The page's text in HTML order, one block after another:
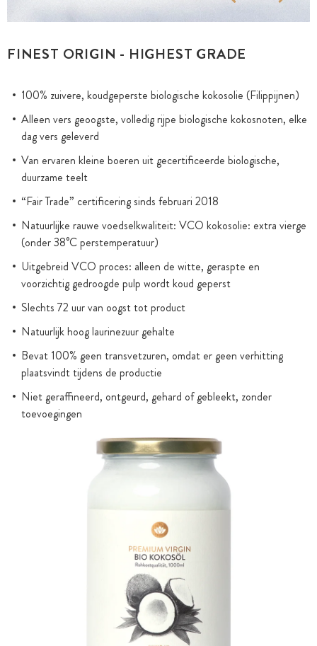
FINEST ORIGIN - HIGHEST GRADE
100% zuivere, koudgeperste biologische kokosolie (Filippijnen)
Alleen vers geoogste, volledig rijpe biologische kokosnoten, elke
dag vers geleverd
Van ervaren kleine boeren uit gecertificeerde biologische,
duurzame teelt
“Fair Trade” certificering sinds februari 2018
Natuurlijke rauwe voedselkwaliteit: VCO kokosolie: extra vierge
(onder 38°C perstemperatuur)
Uitgebreid VCO proces: alleen de witte, geraspte en
voorzichtig gedroogde pulp wordt koud geperst
Slechts 72 uur van oogst tot product
Natuurlijk hoog laurinezuur gehalte
Bevat 100% geen transvetzuren, omdat er geen verhitting
plaatsvindt tijdens de productie
Niet geraffineerd, ontgeurd, gehard of gebleekt, zonder
toevoegingen